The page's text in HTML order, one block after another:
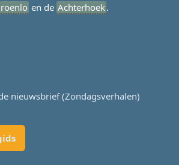
en de Achterhoek.
nieuwsbrief (Zondagsverhalen)